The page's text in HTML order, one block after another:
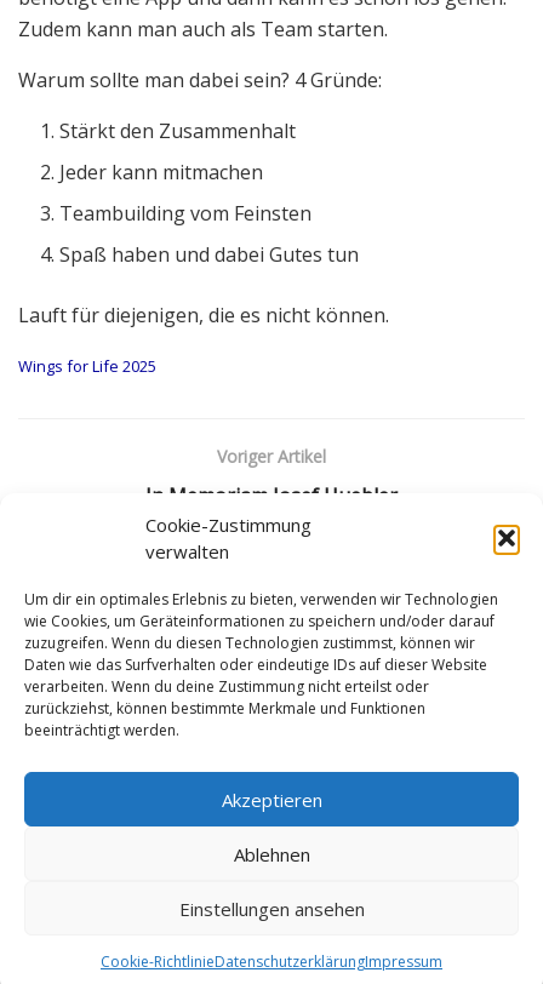
Cookie-Zustimmung
verwalten
Um dir ein optimales Erlebnis zu bieten, verwenden wir Technologien
wie Cookies, um Geräteinformationen zu speichern und/oder darauf
zuzugreifen. Wenn du diesen Technologien zustimmst, können wir
Daten wie das Surfverhalten oder eindeutige IDs auf dieser Website
verarbeiten. Wenn du deine Zustimmung nicht erteilst oder
zurückziehst, können bestimmte Merkmale und Funktionen
beeinträchtigt werden.
Akzeptieren
Ablehnen
Einstellungen ansehen
Cookie-RichtlinieDatenschutzerklärungImpressum
Zudem kann man auch als Team starten.
Warum sollte man dabei sein? 4 Gründe:
Stärkt den Zusammenhalt
Jeder kann mitmachen
Teambuilding vom Feinsten
Spaß haben und dabei Gutes tun
Lauft für diejenigen, die es nicht können.
Wings for Life 2025
Voriger Artikel
In Memoriam Josef Huebler
Nächster Artikel
Impressum Datenschutzerklärung Cookie-Richtlinie (EU)